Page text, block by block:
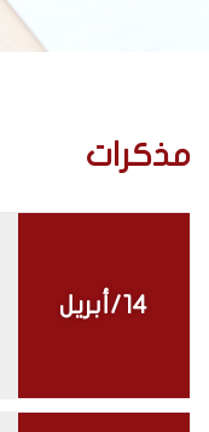
مذكرات
14/أبريل
14/أبريل